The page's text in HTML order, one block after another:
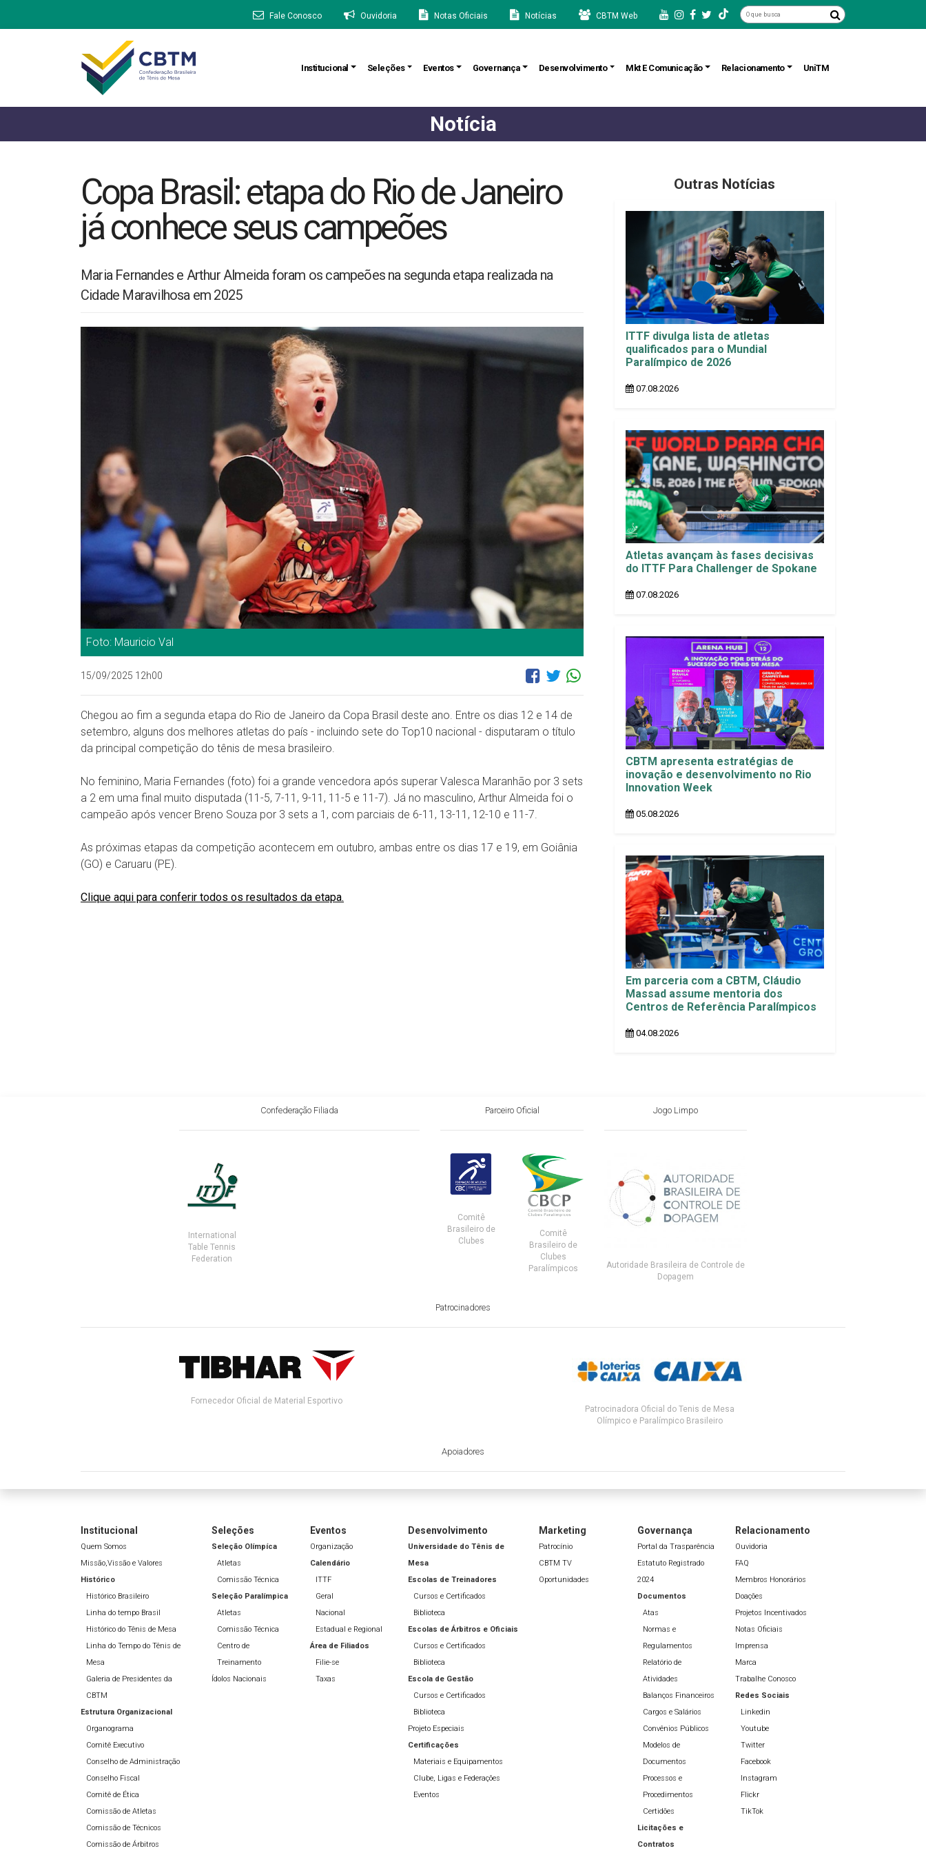
Fale Conosco Ouvidoria Notas Oficiais Notícias CBTM Web
Institucional Seleções Eventos Governança Desenvolvimento Mkt E Comunicação Relacionamento UniTM
Notícia
Copa Brasil: etapa do Rio de Janeiro
já conhece seus campeões
Maria Fernandes e Arthur Almeida foram os campeões na segunda etapa realizada na
Cidade Maravilhosa em 2025
Foto: Mauricio Val
15/09/2025 12h00
Chegou ao fim a segunda etapa do Rio de Janeiro da Copa Brasil deste ano. Entre os dias 12 e 14 de
setembro, alguns dos melhores atletas do país - incluindo sete do Top10 nacional - disputaram o título
da principal competição do tênis de mesa brasileiro.
No feminino, Maria Fernandes (foto) foi a grande vencedora após superar Valesca Maranhão por 3 sets
a 2 em uma final muito disputada (11-5, 7-11, 9-11, 11-5 e 11-7). Já no masculino, Arthur Almeida foi o
campeão após vencer Breno Souza por 3 sets a 1, com parciais de 6-11, 13-11, 12-10 e 11-7.
As próximas etapas da competição acontecem em outubro, ambas entre os dias 17 e 19, em Goiânia
(GO) e Caruaru (PE).
Clique aqui para conferir todos os resultados da etapa.
Outras Notícias
ITTF divulga lista de atletas
qualificados para o Mundial
Paralímpico de 2026
07.08.2026
Atletas avançam às fases decisivas
do ITTF Para Challenger de Spokane
07.08.2026
CBTM apresenta estratégias de
inovação e desenvolvimento no Rio
Innovation Week
05.08.2026
Em parceria com a CBTM, Cláudio
Massad assume mentoria dos
Centros de Referência Paralímpicos
04.08.2026
Confederação Filiada
International
Table Tennis
Federation
Parceiro Oficial
Comitê
Brasileiro de
Clubes
Comitê
Brasileiro de
Clubes
Paralímpicos
Jogo Limpo
Autoridade Brasileira de Controle de
Dopagem
Patrocinadores
Fornecedor Oficial de Material Esportivo
Patrocinadora Oficial do Tenis de Mesa
Olímpico e Paralímpico Brasileiro
Apoiadores
Institucional
Quem Somos
Missão,Vissão e Valores
Histórico
Histórico Brasileiro
Linha do tempo Brasil
Histórico do Tênis de Mesa
Linha do Tempo do Tênis de
Mesa
Galeria de Presidentes da
CBTM
Estrutura Organizacional
Organograma
Comitê Executivo
Conselho de Administração
Conselho Fiscal
Comitê de Ética
Comissão de Atletas
Comissão de Técnicos
Comissão de Árbitros
Seleções
Seleção Olímpíca
Atletas
Comissão Técnica
Seleção Paralímpica
Atletas
Comissão Técnica
Centro de
Treinamento
Ídolos Nacionais
Eventos
Organização
Calendário
ITTF
Geral
Nacional
Estadual e Regional
Área de Filiados
Filie-se
Taxas
Desenvolvimento
Universidade do Tênis de
Mesa
Escolas de Treinadores
Cursos e Certificados
Biblioteca
Escolas de Árbitros e Oficiais
Cursos e Certificados
Biblioteca
Escola de Gestão
Cursos e Certificados
Biblioteca
Projeto Especiais
Certificações
Materiais e Equipamentos
Clube, Ligas e Federações
Eventos
Marketing
Patrocínio
CBTM TV
Oportunidades
Governança
Portal da Trasparência
Estatuto Registrado
2024
Documentos
Atas
Normas e
Regulamentos
Relatório de
Atividades
Balanços Financeiros
Cargos e Salários
Convênios Públicos
Modelos de
Documentos
Processos e
Procedimentos
Certidões
Licitações e
Contratos
Relacionamento
Ouvidoria
FAQ
Membros Honorários
Doações
Projetos Incentivados
Notas Oficiais
Imprensa
Marca
Trabalhe Conosco
Redes Sociais
Linkedin
Youtube
Twitter
Facebook
Instagram
Flickr
TikTok